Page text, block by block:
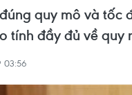
quy mô và tốc
tính đầy đủ về quy
03:56